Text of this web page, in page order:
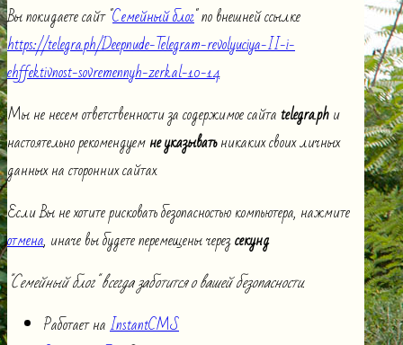
Вы покидаете сайт "Семейный блог" по внешней ссылке
https://telegra.ph/Deepnude-Telegram-revolyuciya-II-i-
ehffektivnost-sovremennyh-zerkal-10-14.
Мы не несем ответственности за содержимое сайтаtelegra.phи
настоятельно рекомендуемне указыватьникаких своих личных
данных на сторонних сайтах.
Если Вы не хотите рисковать безопасностью компьютера, нажмите
отмена, иначе вы будете перемещены черезсекунд
"Семейный блог" всегда заботится о вашей безопасности.
Работает наInstantCMS